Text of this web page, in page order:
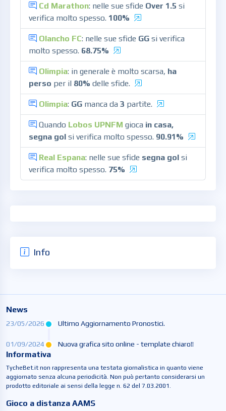
Cd Marathon: nelle sue sfide Over 1.5 si
verifica molto spesso. 100%
Olancho FC: nelle sue sfide GG si verifica
molto spesso. 68.75%
Olimpia: in generale è molto scarsa, ha
perso per il 80% delle sfide.
Olimpia: GG manca da 3 partite.
Quando Lobos UPNFM gioca in casa,
segna gol si verifica molto spesso. 90.91%
Real Espana: nelle sue sfide segna gol si
verifica molto spesso. 75%
Info
News
23/05/2026 Ultimo Aggiornamento Pronostici.
01/09/2024 Nuova grafica sito online - template chiaro!!
Informativa
TycheBet.it non rappresenta una testata giornalistica in quanto viene
aggiornato senza alcuna periodicità. Non può pertanto considerarsi un
prodotto editoriale ai sensi della legge n. 62 del 7.03.2001.
Gioco a distanza AAMS